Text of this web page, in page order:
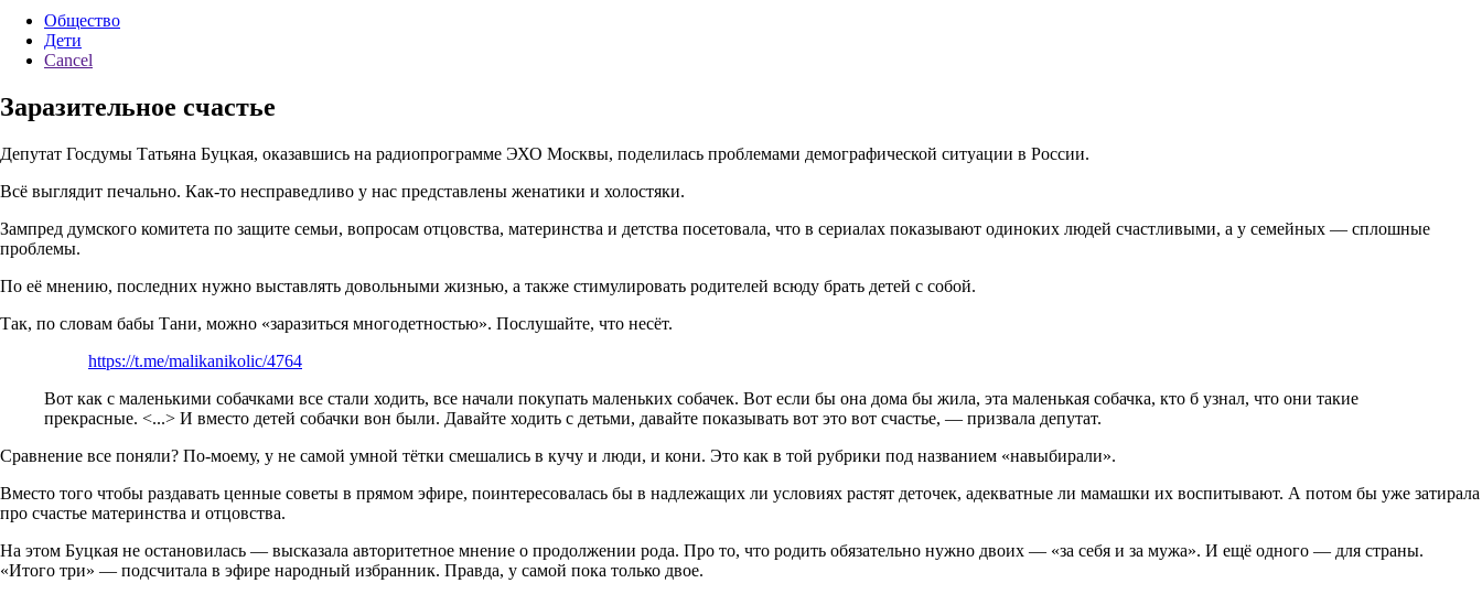
Общество
Дети
Cancel
Заразительное счастье
Депутат Госдумы Татьяна Буцкая, оказавшись на радиопрограмме ЭХО Москвы, поделилась проблемами демографической ситуации в России.
Всё выглядит печально. Как-то несправедливо у нас представлены женатики и холостяки.
Зампред думского комитета по защите семьи, вопросам отцовства, материнства и детства посетовала, что в сериалах показывают одиноких людей счастливыми, а у семейных — сплошные
проблемы.
По её мнению, последних нужно выставлять довольными жизнью, а также стимулировать родителей всюду брать детей с собой.
Так, по словам бабы Тани, можно «заразиться многодетностью». Послушайте, что несёт.
https://t.me/malikanikolic/4764
Вот как с маленькими собачками все стали ходить, все начали покупать маленьких собачек. Вот если бы она дома бы жила, эта маленькая собачка, кто б узнал, что они такие
прекрасные. <...> И вместо детей собачки вон были. Давайте ходить с детьми, давайте показывать вот это вот счастье, — призвала депутат.
Сравнение все поняли? По-моему, у не самой умной тётки смешались в кучу и люди, и кони. Это как в той рубрики под названием «навыбирали».
Вместо того чтобы раздавать ценные советы в прямом эфире, поинтересовалась бы в надлежащих ли условиях растят деточек, адекватные ли мамашки их воспитывают. А потом бы уже затирала
про счастье материнства и отцовства.
На этом Буцкая не остановилась — высказала авторитетное мнение о продолжении рода. Про то, что родить обязательно нужно двоих — «за себя и за мужа». И ещё одного — для страны.
«Итого три» — подсчитала в эфире народный избранник. Правда, у самой пока только двое.